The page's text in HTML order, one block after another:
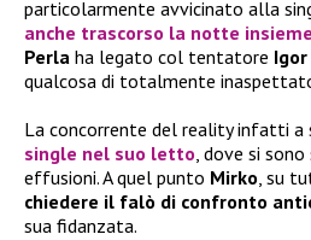
particolarmente avvicinato alla
anche trascorso la notte
Perla ha legato col tentatore Igor
qualcosa di totalmente
La concorrente del reality infatti a
single nel suo letto, dove si
effusioni. A quel punto Mirko, su
chiedere il falò di confronto
sua fidanzata.